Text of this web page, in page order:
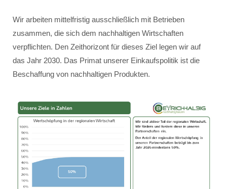
Wir arbeiten mittelfristig ausschließlich mit Betrieben
zusammen, die sich dem nachhaltigen Wirtschaften
verpflichten. Den Zeithorizont für dieses Ziel legen wir auf
das Jahr 2030. Das Primat unserer Einkaufspolitik ist die
Beschaffung von nachhaltigen Produkten.